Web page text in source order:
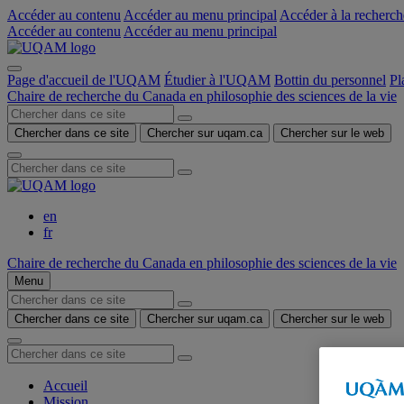
Accéder au contenu Accéder au menu principal Accéder à la
Accéder au contenu Accéder au menu principal
Page d'accueil de l'UQAM Étudier à l'UQAM Bottin du personnel
Chaire de recherche du Canada en philosophie des sciences de la vie
Chercher dans ce site Chercher sur uqam.ca Chercher sur le web
en
fr
Chaire de recherche du Canada en philosophie des sciences de la vie
Menu
Chercher dans ce site Chercher sur uqam.ca Chercher sur le web
Accueil